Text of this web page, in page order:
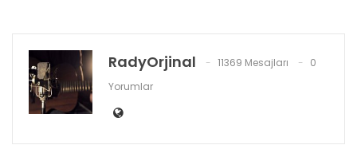
RadyOrjinal 11369 Mesajları
0
Yorumlar